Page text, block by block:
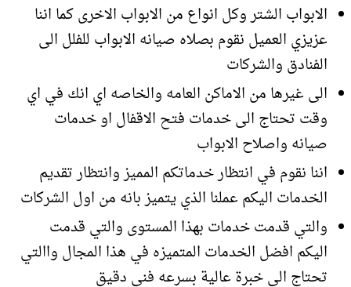
الابواب الشتر وكل انواع من الابواب الاخرى كما اننا
عزيزي العميل نقوم بصلاه صيانه الابواب للفلل الى
الفنادق والشركات
الى غيرها من الاماكن العامه والخاصه اي انك في اي
وقت تحتاج الى خدمات فتح الاقفال او خدمات
صيانه واصلاح الابواب
اننا نقوم في انتظار خدماتكم المميز وانتظار تقديم
الخدمات اليكم عملنا الذي يتميز بانه من اول الشركات
والتي قدمت خدمات بهذا المستوى والتي قدمت
اليكم افضل الخدمات المتميزه في هذا المجال واالتي
تحتاج الى خبرة عالية بسرعه فني دقيق